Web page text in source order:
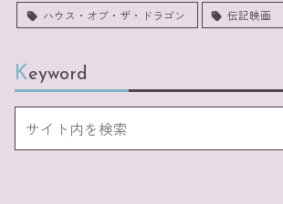
ハウス・オブ・ザ・ドラゴン
伝記映画
Keyword